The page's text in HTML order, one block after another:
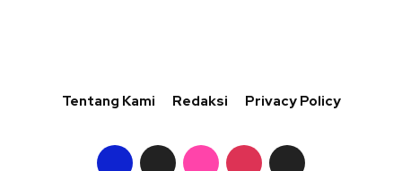
Tentang Kami Redaksi Privacy Policy